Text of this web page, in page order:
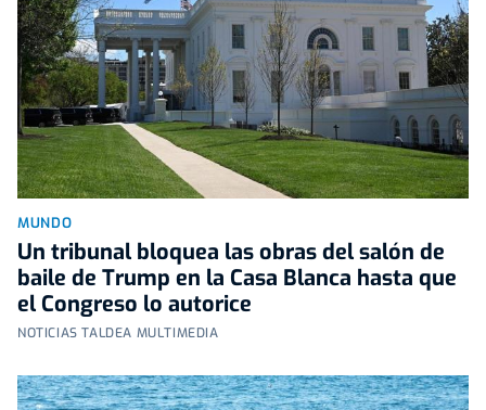
MUNDO
Un tribunal bloquea las obras del salón de
baile de Trump en la Casa Blanca hasta que
el Congreso lo autorice
NOTICIAS TALDEA MULTIMEDIA